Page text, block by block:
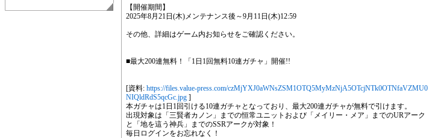
【開催期間】
2025年8月21日(木)メンテナンス後～9月11日(木)12:59
その他、詳細はゲーム内お知らせをご確認ください。
■最大200連無料！「1日1回無料10連ガチャ」開催!!
[資料: https://files.value-press.com/czMjYXJ0aWNsZSM1OTQ5MyMzNjA5OTcjNTk0OTNfaVZMU0
NIQldRdS5qcGc.jpg ]
本ガチャは1日1回引ける10連ガチャとなっており、最大200連ガチャが無料で引けます。
出現対象は「三賢者カノン」までの恒常ユニットおよび「メイリー・メア」までのURアーク
と「地を這う神兵」までのSSRアークが対象！
毎日ログインをお忘れなく！